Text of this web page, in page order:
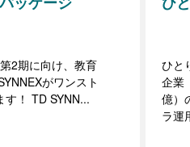
2期に向け、教育
がワンスト
す！ TD SYNN...
ひと
企業
億）
ラ運